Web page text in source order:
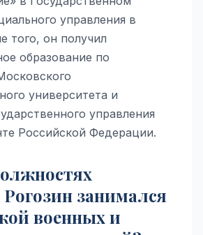
управления в
того, он получил
образование по
университета и
управления
Российской Федерации.
занимался
военных и